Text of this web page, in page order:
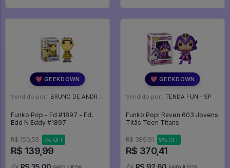
💖 GEEKDOWN
Vendido por: BRUNO DE ANDRADE CLEMENTE - SC
Funko Pop - Ed #1897 - Ed,
Edd N Eddy #1897
R$ 150,53 7% OFF
R$ 139,99
💖 GEEKDOWN
Vendido por: TENDA FUN - SP
Funko Pop! Raven 603 Jovens
Titãs Teen Titans -
R$ 389,91 5% OFF
R$ 370,41